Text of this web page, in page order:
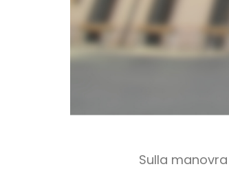
Sulla